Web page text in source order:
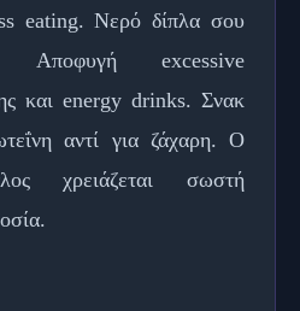
eating. Νερό δίπλα σου
Αποφυγή excessive
και energy drinks. Σνακ
αντί για ζάχαρη. Ο
χρειάζεται σωστή